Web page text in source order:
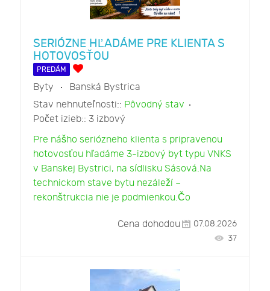
SERIÓZNE HĽADÁME PRE KLIENTA S
HOTOVOSŤOU
PREDÁM
Byty
Banská Bystrica
Stav nehnuteľnosti:: Pôvodný stav
Počet izieb:: 3 izbový
Pre nášho seriózneho klienta s pripravenou
hotovosťou hľadáme 3-izbový byt typu VNKS
v Banskej Bystrici, na sídlisku Sásová.Na
technickom stave bytu nezáleží –
rekonštrukcia nie je podmienkou.Čo
Cena dohodou
07.08.2026
37